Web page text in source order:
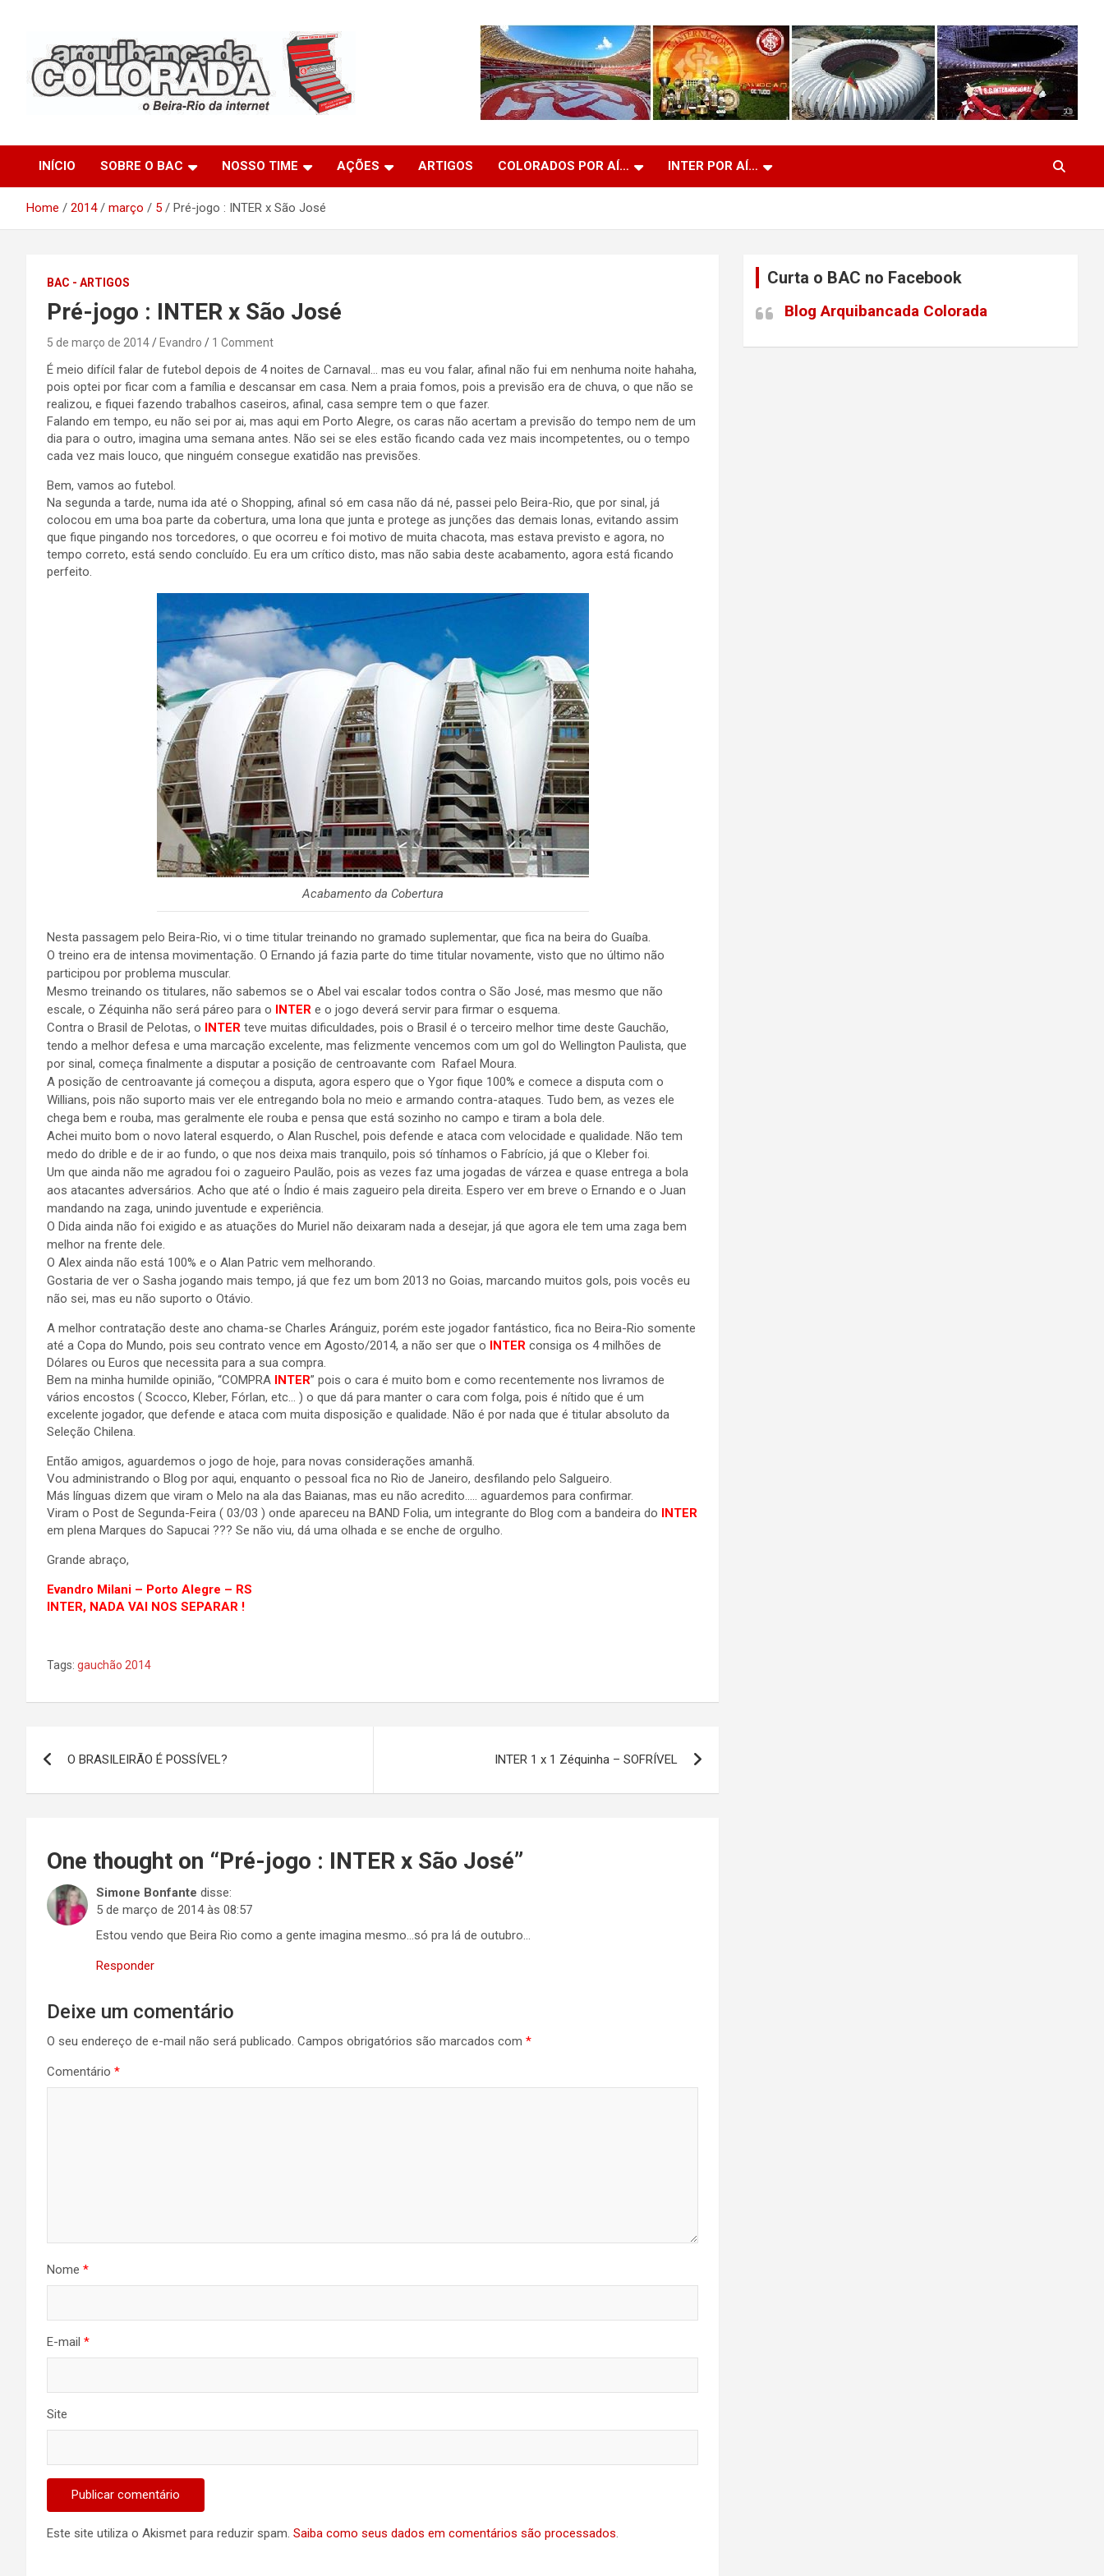
Arquibancada Colorada
INÍCIO SOBRE O BAC NOSSO TIME AÇÕES ARTIGOS COLORADOS POR AÍ… INTER POR AÍ…
Home 2014 março 5 Pré-jogo : INTER x São José
BAC - ARTIGOS
Pré-jogo : INTER x São José
5 de março de 2014 Evandro 1 Comment
É meio difícil falar de futebol depois de 4 noites de Carnaval… mas eu vou falar, afinal não fui em nenhuma noite hahaha,
pois optei por ficar com a família e descansar em casa. Nem a praia fomos, pois a previsão era de chuva, o que não se
realizou, e fiquei fazendo trabalhos caseiros, afinal, casa sempre tem o que fazer.
Falando em tempo, eu não sei por ai, mas aqui em Porto Alegre, os caras não acertam a previsão do tempo nem de um
dia para o outro, imagina uma semana antes. Não sei se eles estão ficando cada vez mais incompetentes, ou o tempo
cada vez mais louco, que ninguém consegue exatidão nas previsões.
Bem, vamos ao futebol.
Na segunda a tarde, numa ida até o Shopping, afinal só em casa não dá né, passei pelo Beira-Rio, que por sinal, já
colocou em uma boa parte da cobertura, uma lona que junta e protege as junções das demais lonas, evitando assim
que fique pingando nos torcedores, o que ocorreu e foi motivo de muita chacota, mas estava previsto e agora, no
tempo correto, está sendo concluído. Eu era um crítico disto, mas não sabia deste acabamento, agora está ficando
perfeito.
Acabamento da Cobertura
Nesta passagem pelo Beira-Rio, vi o time titular treinando no gramado suplementar, que fica na beira do Guaíba.
O treino era de intensa movimentação. O Ernando já fazia parte do time titular novamente, visto que no último não
participou por problema muscular.
Mesmo treinando os titulares, não sabemos se o Abel vai escalar todos contra o São José, mas mesmo que não
escale, o Zéquinha não será páreo para o INTER e o jogo deverá servir para firmar o esquema.
Contra o Brasil de Pelotas, o INTER teve muitas dificuldades, pois o Brasil é o terceiro melhor time deste Gauchão,
tendo a melhor defesa e uma marcação excelente, mas felizmente vencemos com um gol do Wellington Paulista, que
por sinal, começa finalmente a disputar a posição de centroavante com Rafael Moura.
A posição de centroavante já começou a disputa, agora espero que o Ygor fique 100% e comece a disputa com o
Willians, pois não suporto mais ver ele entregando bola no meio e armando contra-ataques. Tudo bem, as vezes ele
chega bem e rouba, mas geralmente ele rouba e pensa que está sozinho no campo e tiram a bola dele.
Achei muito bom o novo lateral esquerdo, o Alan Ruschel, pois defende e ataca com velocidade e qualidade. Não tem
medo do drible e de ir ao fundo, o que nos deixa mais tranquilo, pois só tínhamos o Fabrício, já que o Kleber foi.
Um que ainda não me agradou foi o zagueiro Paulão, pois as vezes faz uma jogadas de várzea e quase entrega a bola
aos atacantes adversários. Acho que até o Índio é mais zagueiro pela direita. Espero ver em breve o Ernando e o Juan
mandando na zaga, unindo juventude e experiência.
O Dida ainda não foi exigido e as atuações do Muriel não deixaram nada a desejar, já que agora ele tem uma zaga bem
melhor na frente dele.
O Alex ainda não está 100% e o Alan Patric vem melhorando.
Gostaria de ver o Sasha jogando mais tempo, já que fez um bom 2013 no Goias, marcando muitos gols, pois vocês eu
não sei, mas eu não suporto o Otávio.
A melhor contratação deste ano chama-se Charles Aránguiz, porém este jogador fantástico, fica no Beira-Rio somente
até a Copa do Mundo, pois seu contrato vence em Agosto/2014, a não ser que o INTER consiga os 4 milhões de
Dólares ou Euros que necessita para a sua compra.
Bem na minha humilde opinião, “COMPRA INTER” pois o cara é muito bom e como recentemente nos livramos de
vários encostos ( Scocco, Kleber, Fórlan, etc… ) o que dá para manter o cara com folga, pois é nítido que é um
excelente jogador, que defende e ataca com muita disposição e qualidade. Não é por nada que é titular absoluto da
Seleção Chilena.
Então amigos, aguardemos o jogo de hoje, para novas considerações amanhã.
Vou administrando o Blog por aqui, enquanto o pessoal fica no Rio de Janeiro, desfilando pelo Salgueiro.
Más línguas dizem que viram o Melo na ala das Baianas, mas eu não acredito….. aguardemos para confirmar.
Viram o Post de Segunda-Feira ( 03/03 ) onde apareceu na BAND Folia, um integrante do Blog com a bandeira do INTER
em plena Marques do Sapucai ??? Se não viu, dá uma olhada e se enche de orgulho.
Grande abraço,
Evandro Milani – Porto Alegre – RS
INTER, NADA VAI NOS SEPARAR !
Tags: gauchão 2014
de
O BRASILEIRÃO É POSSÍVEL? INTER 1 x 1 Zéquinha – SOFRÍVEL
One thought on “Pré-jogo : INTER x São José”
Simone Bonfante disse:
5 de março de 2014 às 08:57
Estou vendo que Beira Rio como a gente imagina mesmo…só pra lá de outubro…
Responder
Deixe um comentário
O seu endereço de e-mail não será publicado. Campos obrigatórios são marcados com *
Comentário *
Nome *
E-mail *
Site
Este site utiliza o Akismet para reduzir spam. Saiba como seus dados em comentários são processados.
Curta o BAC no Facebook
Blog Arquibancada Colorada